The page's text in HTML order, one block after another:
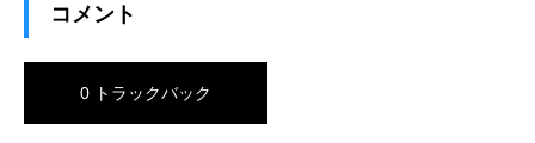
コメント
0 トラックバック